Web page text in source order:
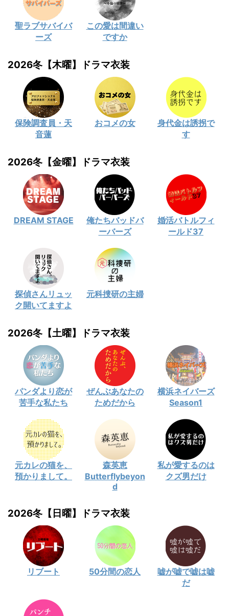
聖ラブサバイバ
ーズ
この愛は間違い
ですか
2026冬【木曜】ドラマ衣装
保険調査員・天
音蓮
おコメの女
身代金は誘拐で
す
2026冬【金曜】ドラマ衣装
DREAM STAGE
俺たちバッドバ
ーバーズ
婚活バトルフィ
ールド37
探偵さんリュッ
ク開いてますよ
元科捜研の主婦
2026冬【土曜】ドラマ衣装
パンダより恋が
苦手な私たち
ぜんぶあなたの
ためだから
横浜ネイバーズ
Season1
元カレの猫を、
預かりまして。
森英恵
Butterflybeyon
d
私が愛するのは
クズ男だけ
2026冬【日曜】ドラマ衣装
リブート 50分間の恋人
嘘が嘘で嘘は嘘
だ